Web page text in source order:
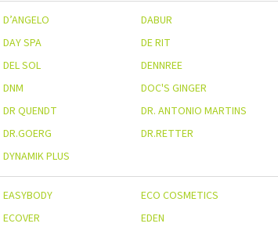
D’ANGELO DABUR
DAY SPA
DE RIT
DEL SOL
DENNREE
DNM
DOC'S GINGER
DR QUENDT
DR. ANTONIO MARTINS
DR.GOERG
DR.RETTER
DYNAMIK PLUS
EASYBODY ECO COSMETICS
ECOVER
EDEN